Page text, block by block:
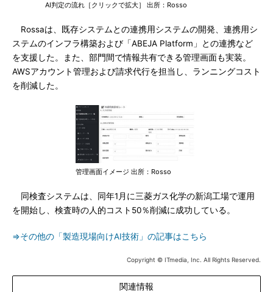
AI判定の流れ［クリックで拡大］ 出所：Rosso
Rossaは、既存システムとの連携用システムの開発、連携用シ
ステムのインフラ構築および「ABEJA Platform」との連携など
を支援した。また、部門間で情報共有できる管理画面も実装。
AWSアカウント管理および請求代行を担当し、ランニングコスト
を削減した。
管理画面イメージ 出所：Rosso
同検査システムは、同年1月に三菱ガス化学の新潟工場で運用
を開始し、検査時の人的コスト50％削減に成功している。
⇒その他の「製造現場向けAI技術」の記事はこちら
Copyright © ITmedia, Inc. All Rights Reserved.
関連情報